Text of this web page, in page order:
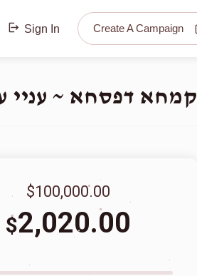
Sign In Create A Campaign
קמחא דפסחא ~ עניי
$100,000.00
$2,020.00